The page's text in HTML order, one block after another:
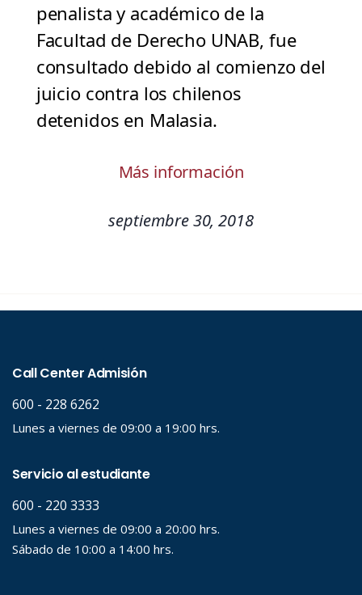
penalista y académico de la
Facultad de Derecho UNAB, fue
consultado debido al comienzo del
juicio contra los chilenos
detenidos en Malasia.
Más información
septiembre 30, 2018